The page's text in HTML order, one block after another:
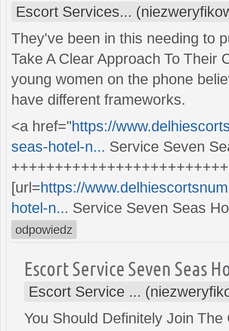
Escort Services...
They've been in this needing to
Take A Clear Approach To Their
young women on the phone
have different frameworks.
<a href="https://
seas-hotel-n... Service Seven
[url=https://
hotel-n... Service Seven Seas
odpowiedz
Escort Service Seven Seas
Escort Service ...
You Should Definitely Join